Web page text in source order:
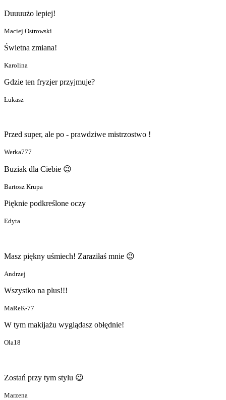
Duuuużo lepiej!
Maciej Ostrowski
Świetna zmiana!
Karolina
Gdzie ten fryzjer przyjmuje?
Łukasz
Przed super, ale po - prawdziwe mistrzostwo !
Werka777
Buziak dla Ciebie 😉
Bartosz Krupa
Pięknie podkreślone oczy
Edyta
Masz piękny uśmiech! Zaraziłaś mnie 😉
Andrzej
Wszystko na plus!!!
MaReK-77
W tym makijażu wyglądasz obłędnie!
Ola18
Zostań przy tym stylu 😉
Marzena